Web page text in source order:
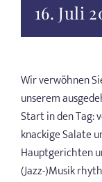
16. Juli
Wir verwöhnen
unserem
Start in den Tag:
knackige Salate
Hauptgerichten
(Jazz-)Musik